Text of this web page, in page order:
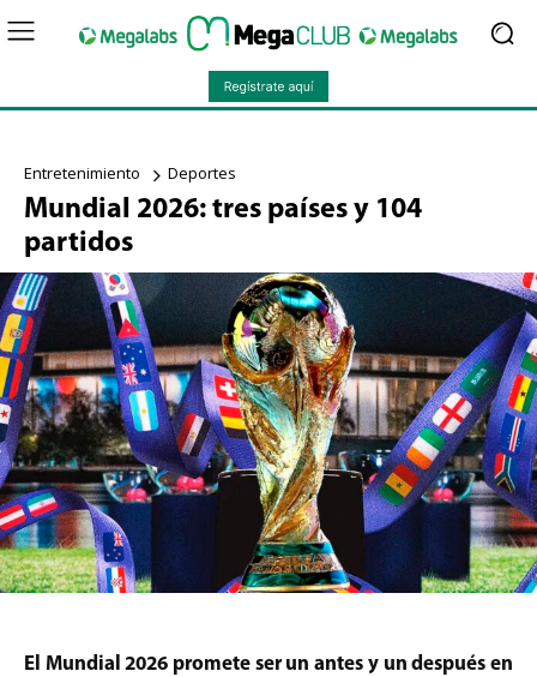
Entretenimiento Deportes
Mundial 2026: tres países y 104
partidos
El Mundial 2026 promete ser un antes y un después en